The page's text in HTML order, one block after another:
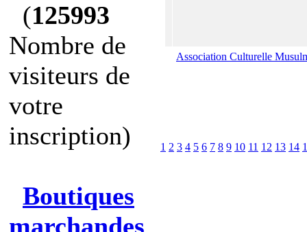
(125993
Nombre de
visiteurs de
votre
inscription)
Boutiques
marchandes
Association Culturelle
1 2 3 4 5 6 7 8 9 10 11 12 13 14